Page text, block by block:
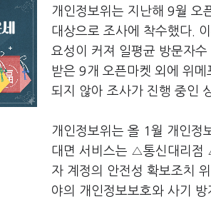
개인정보위는 지난해 9월 오
대상으로 조사에 착수했다.
요성이 커져 일평균 방문자
받은 9개 오픈마켓 외에 위
되지 않아 조사가 진행 중인
개인정보위는 올 1월 개인정
대면 서비스는 △통신대리
자 계정의 안전성 확보조치
야의 개인정보보호와 사기